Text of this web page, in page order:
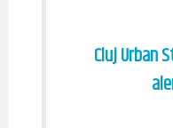
Cluj Urban